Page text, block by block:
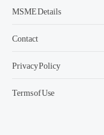
MSME Details
Contact
Privacy Policy
Terms of Use